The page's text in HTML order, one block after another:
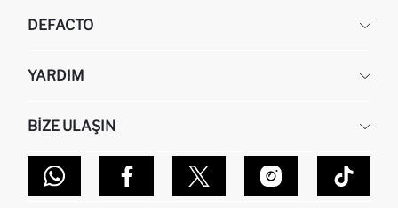
DEFACTO
HAKKIMIZDA
KURUMSAL SATIŞ
DEFACTO TEKNOLOJI
SITEMAP
YARDIM
SIPARIŞIMI NASIL TAKIP EDERIM?
NASIL İADE EDERIM?
GIFT CLUB SIKÇA SORULAN SORULAR
İŞLEM REHBERI
BIZE ULAŞIN
MAĞAZALARIMIZ
İLETIŞIM FORMU